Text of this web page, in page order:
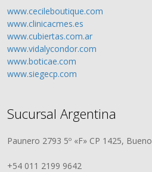
www.cecileboutique.com
www.clinicacmes.es
www.cubiertas.com.ar
www.vidalycondor.com
www.boticae.com
www.siegecp.com
Sucursal Argentina
Paunero 2793 5º «F» CP 1425,
+54 011 2199 9642